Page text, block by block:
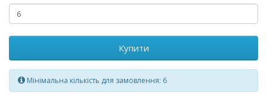
Купити
Мінімальна кількість для замовлення: 6